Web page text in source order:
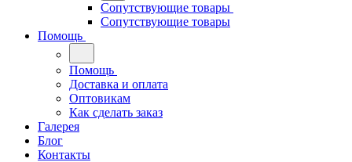
Сопутствующие товары
Сопутствующие товары
Помощь
Помощь
Доставка и оплата
Оптовикам
Как сделать заказ
Галерея
Блог
Контакты